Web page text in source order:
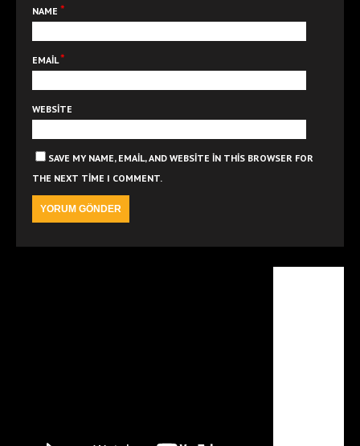
NAME *
EMAIL*
WEBSITE
SAVE MY NAME, EMAIL, AND WEBSITE IN THIS BROWSER FOR
THE NEXT TIME I COMMENT.